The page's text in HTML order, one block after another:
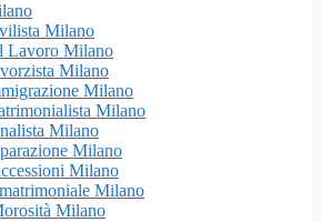
Milano
Lavoro Milano
Milano
Milano
Milano
Milano
Milano
Milano
Milano
Milano